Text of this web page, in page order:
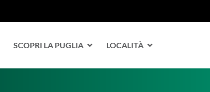
SCOPRI LA PUGLIA LOCALITÀ